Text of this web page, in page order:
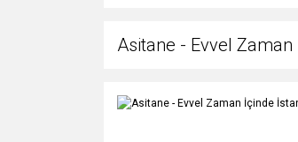
Asitane - Evvel